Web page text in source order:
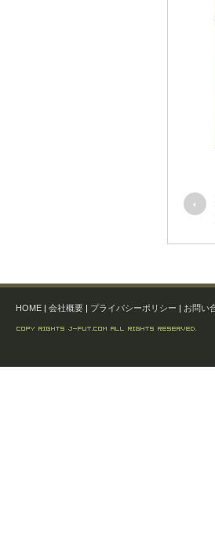
HOME | 会社概要 | プライバシーポリシー | お問い